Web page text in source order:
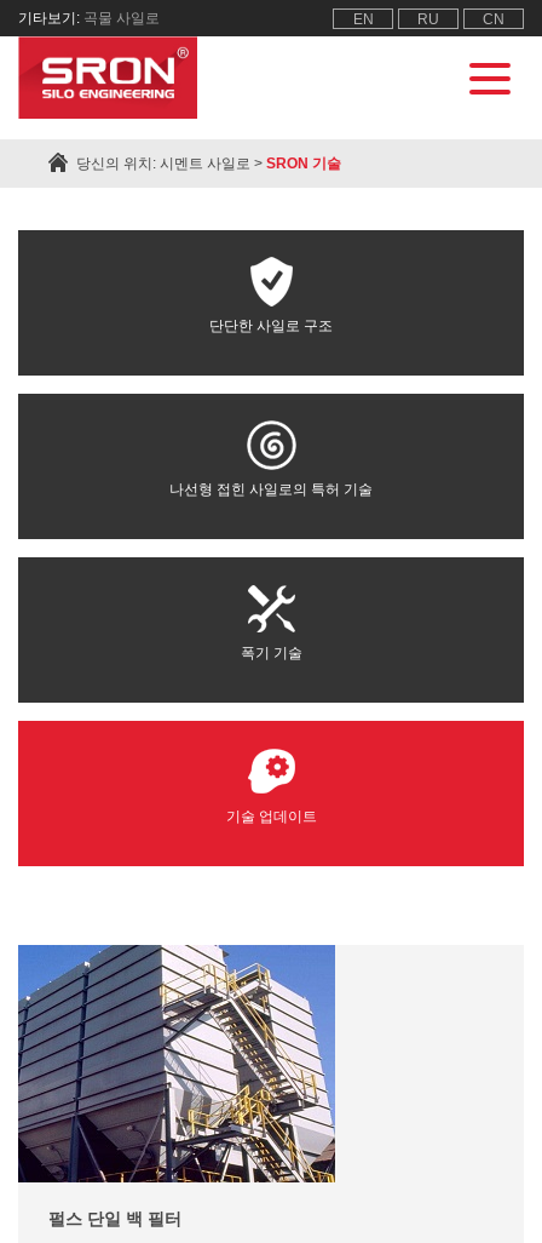
기타보기: 곡물 사일로 EN RU CN
당신의 위치: 시멘트 사일로 > SRON 기술
단단한 사일로 구조
나선형 접힌 사일로의 특허 기술
폭기 기술
기술 업데이트
펄스 단일 백 필터